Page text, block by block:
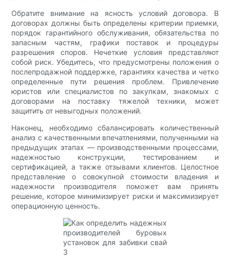
Обратите внимание на ясность условий договора. В
договорах должны быть определены критерии приемки,
порядок гарантийного обслуживания, обязательства по
запасным частям, графики поставок и процедуры
разрешения споров. Нечеткие условия представляют
собой риск. Убедитесь, что предусмотрены положения о
послепродажной поддержке, гарантиях качества и четко
определенные пути решения проблем. Привлечение
юристов или специалистов по закупкам, знакомых с
договорами на поставку тяжелой техники, может
защитить от невыгодных положений.
Наконец, необходимо сбалансировать количественный
анализ с качественными впечатлениями, полученными на
предыдущих этапах — производственными процессами,
надежностью конструкции, тестированием и
сертификацией, а также отзывами клиентов. Целостное
представление о совокупной стоимости владения и
надежности производителя поможет вам принять
решение, которое минимизирует риски и максимизирует
операционную ценность.